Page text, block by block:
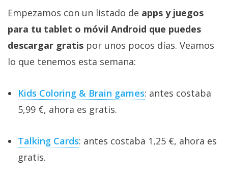
Empezamos con un listado de apps y juegos
para tu tablet o móvil Android que puedes
descargar gratis por unos pocos días. Veamos
lo que tenemos esta semana:
Kids Coloring & Brain games: antes costaba
5,99 €, ahora es gratis.
Talking Cards: antes costaba 1,25 €, ahora es
gratis.